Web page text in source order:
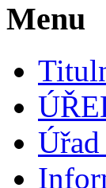
Menu
Úřad